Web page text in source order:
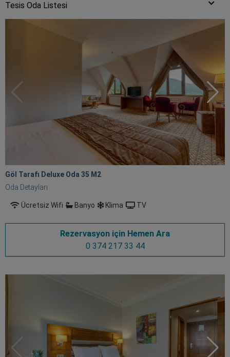
Tesis Oda Listesi
Göl Tarafı Deluxe Oda 35 M 2
Oda Detayları
Ücretsiz Wifi Banyo Klima TV
Rezervasyon için Hemen Ara
0 374 217 33 44